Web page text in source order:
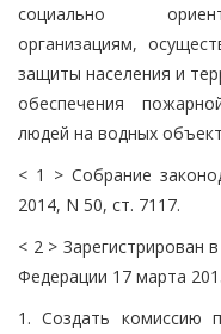
социально
организациям,
защиты населения и
обеспечения
людей на водных
< 1 > Собрание
2014, N 50, ст. 7117.
< 2 > Зарегистрирован
Федерации 17 марта
1. Создать комиссию